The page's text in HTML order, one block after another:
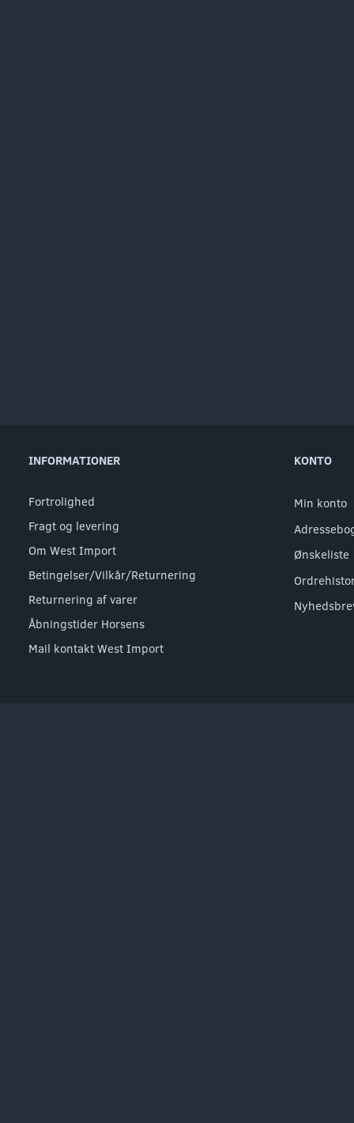
INFORMATIONER
Fortrolighed
Fragt og levering
Om West Import
Betingelser/Vilkår/Returnering
Returnering af varer
Åbningstider Horsens
Mail kontakt West Import
KONTO
Min konto
Ønskeliste